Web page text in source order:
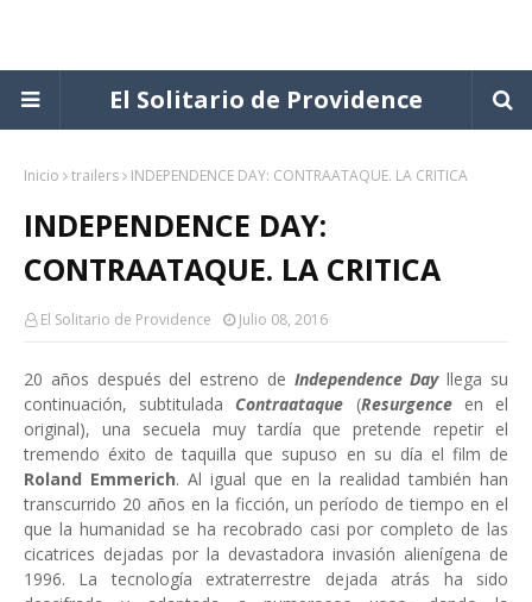
El Solitario de Providence
Inicio trailers INDEPENDENCE DAY: CONTRAATAQUE. LA CRITICA
INDEPENDENCE DAY:
CONTRAATAQUE. LA CRITICA
El Solitario de Providence Julio 08, 2016
20 años después del estreno de Independence Dayllega su
continuación, subtitulada Contraataque (Resurgence en el
original), una secuela muy tardía que pretende repetir el
tremendo éxito de taquilla que supuso en su día el film de
Roland Emmerich. Al igual que en la realidad también han
transcurrido 20 años en la ficción, un período de tiempo en el
que la humanidad se ha recobrado casi por completo de las
cicatrices dejadas por la devastadora invasión alienígena de
1996. La tecnología extraterrestre dejada atrás ha sido